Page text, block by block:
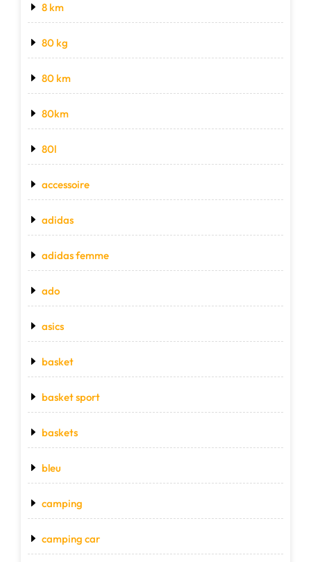
8 km
80 kg
80 km
80km
80l
accessoire
adidas
adidas femme
ado
asics
basket
basket sport
baskets
bleu
camping
camping car